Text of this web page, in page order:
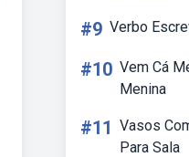
#9 Verbo
#10 Vem Cá
Menina
#11 Vasos
Para Sala